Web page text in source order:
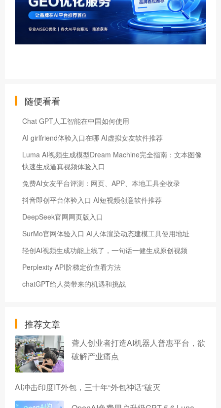
随便看看
Chat GPT人工智能在中国如何使用
AI girlfriend体验入口在哪 AI虚拟女友软件推荐
Luma AI视频生成模型Dream Machine完全指南：文本图像
快速生成逼真视频体验入口
免费AI女友平台评测：网页、APP、本地工具全收录
抖音即创平台体验入口 AI短视频创意软件推荐
DeepSeek官网网页版入口
SurMo官网体验入口 AI人体渲染动态建模工具使用地址
轻创AI视频生成功能上线了，一句话一健生成原创视频
Perplexity API阶梯定价查看方法
chatGPT给人类带来的机遇和挑战
推荐文章
聋人创业者打造AI机器人普惠平台，欲
破解产业痛点
AI冲击印度IT外包，三十年“外包神话”破灭